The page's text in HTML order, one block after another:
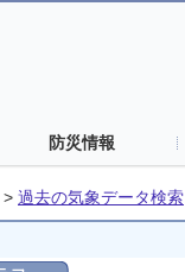
防災情報
> 過去の気象データ検索